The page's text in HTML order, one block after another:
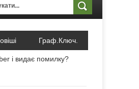
Граф.Ключ.
і видає помилку?